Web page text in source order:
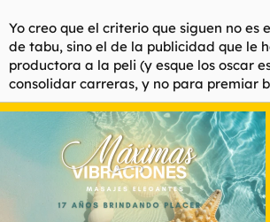
Yo creo que el criterio que siguen no es
de tabu, sino el de la publicidad que le
productora a la peli (y esque los oscar
consolidar carreras, y no para premiar